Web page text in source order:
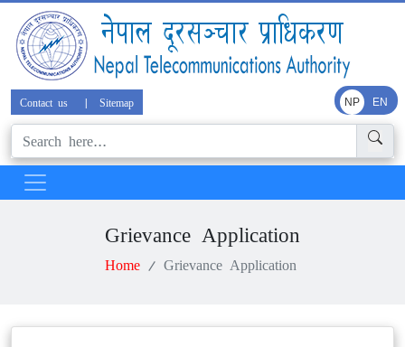
Contact us | Sitemap NP EN
Grievance Application
Home Grievance Application